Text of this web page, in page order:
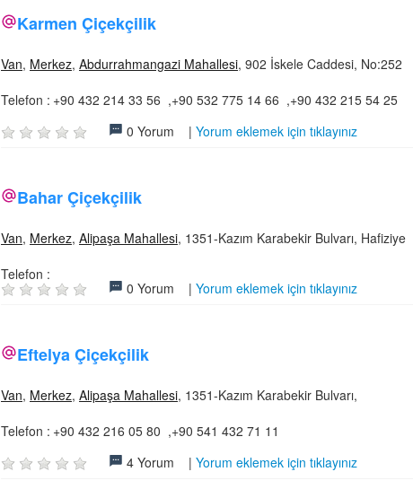
Karmen Çiçekçilik
Van, Merkez, Abdurrahmangazi Mahallesi, 902 İskele Caddesi, No:252
Telefon : +90 432 214 33 56 ,+90 532 775 14 66 ,+90 432 215 54 25
0 Yorum | Yorum eklemek için tıklayınız
Bahar Çiçekçilik
Van, Merkez, Alipaşa Mahallesi, 1351-Kazım Karabekir Bulvarı, Hafiziye
Telefon :
0 Yorum | Yorum eklemek için tıklayınız
Eftelya Çiçekçilik
Van, Merkez, Alipaşa Mahallesi, 1351-Kazım Karabekir Bulvarı,
Telefon : +90 432 216 05 80 ,+90 541 432 71 11
4 Yorum | Yorum eklemek için tıklayınız